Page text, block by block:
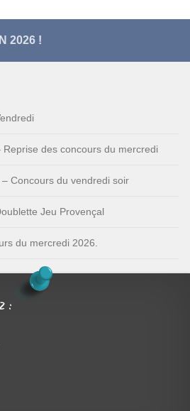
2026 !
des concours du mercredi
Concours du vendredi soir
Jeu Provençal
du mercredi 2026.
: